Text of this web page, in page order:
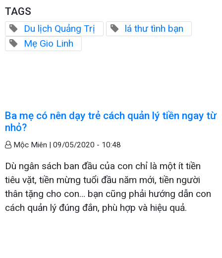
TAGS
Du lịch Quảng Trị
lá thư tình bạn
Mẹ Gio Linh
Ba mẹ có nên dạy trẻ cách quản lý tiền ngay từ
nhỏ?
Mộc Miên | 09/05/2020 - 10:48
Dù ngân sách ban đầu của con chỉ là một ít tiền
tiêu vặt, tiền mừng tuổi đầu năm mới, tiền người
thân tặng cho con… bạn cũng phải hướng dẫn con
cách quản lý đúng đắn, phù hợp và hiệu quả.